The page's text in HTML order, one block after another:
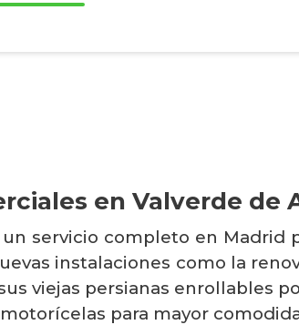
en Valverde de
servicio completo en Madrid
instalaciones como la
viejas persianas enrollables
para mayor